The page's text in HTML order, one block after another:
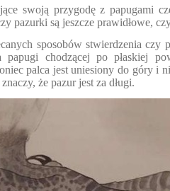
swoją przygodę z papugami
pazurki są jeszcze prawidłowe,
sposobów stwierdzenia czy
papugi chodzącej po płaskiej
palca jest uniesiony do góry i
że pazur jest za długi.